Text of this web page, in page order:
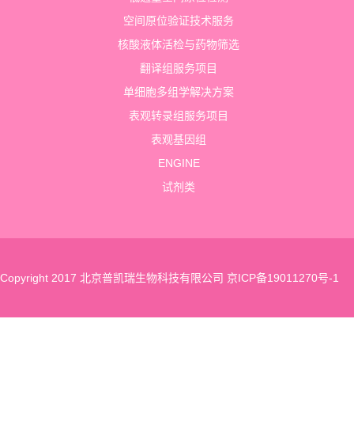
空间原位验证技术服务
核酸液体活检与药物筛选
翻译组服务项目
单细胞多组学解决方案
表观转录组服务项目
表观基因组
ENGINE
试剂类
Copyright 2017 北京普凯瑞生物科技有限公司 京ICP备19011270号-1